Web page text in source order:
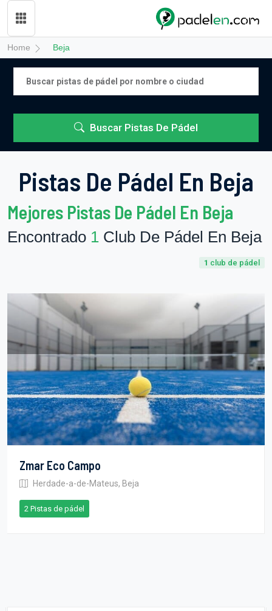
Home Beja
Buscar Pistas De Pádel
Pistas De Pádel En Beja
Mejores Pistas De Pádel En Beja
Encontrado 1 Club De Pádel En Beja
1 club de pádel
Zmar Eco Campo
Herdade-a-de-Mateus, Beja
2 Pistas de pádel